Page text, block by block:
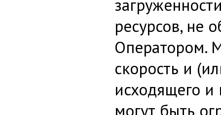
ресурсов, не
Оператором.
скорость и
исходящего
могут быть